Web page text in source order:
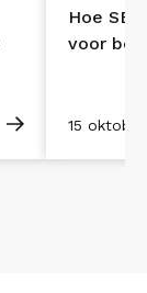
Hoe
voor
15